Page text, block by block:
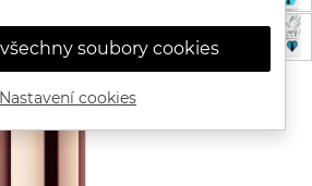
soubory cookies
Nastavení cookies